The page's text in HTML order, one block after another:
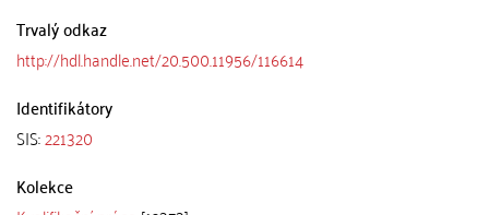
Trvalý odkaz
http://hdl.handle.net/20.500.11956/116614
Identifikátory
SIS:221320
Kolekce